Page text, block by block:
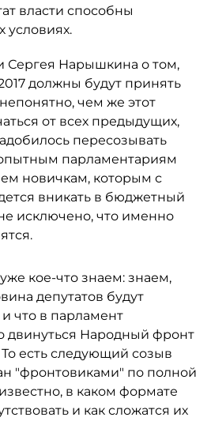
власти способны
условиях.
Сергея Нарышкина о том,
должны будут принять
чем же этот
от всех предыдущих,
пересозывать
парламентариям
новичкам, которым с
вникать в бюджетный
исключено, что именно
кое-что знаем: знаем,
депутатов будут
что в парламент
двинуться Народный фронт
есть следующий созыв
"фронтовиками" по полной
в каком формате
и как сложатся их